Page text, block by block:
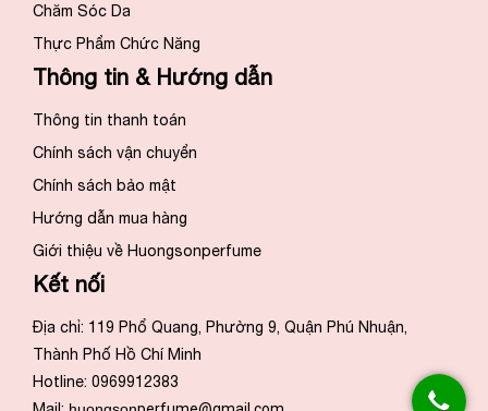
Chăm Sóc Da
Thực Phẩm Chức Năng
Thông tin & Hướng dẫn
Thông tin thanh toán
Chính sách vận chuyển
Chính sách bảo mật
Hướng dẫn mua hàng
Giới thiệu về Huongsonperfume
Kết nối
Địa chỉ: 119 Phổ Quang, Phường 9, Quận Phú Nhuận,
Thành Phố Hồ Chí Minh
Hotline: 0969912383